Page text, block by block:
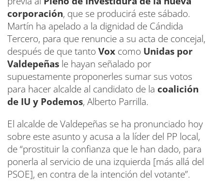
corporación, que se producirá este sábado.
Martín ha apelado a la dignidad de Cándida
Tercero, para que renuncie a su acta de concejal,
después de que tanto Vox como Unidas por
Valdepeñas le hayan señalado por
supuestamente proponerles sumar sus votos
para hacer alcalde al candidato de la coalición
de IU y Podemos, Alberto Parrilla.
El alcalde de Valdepeñas se ha pronunciado hoy
sobre este asunto y acusa a la líder del PP local,
de “prostituir la confianza que le han dado, para
ponerla al servicio de una izquierda [más allá del
PSOE], en contra de la intención del votante”.